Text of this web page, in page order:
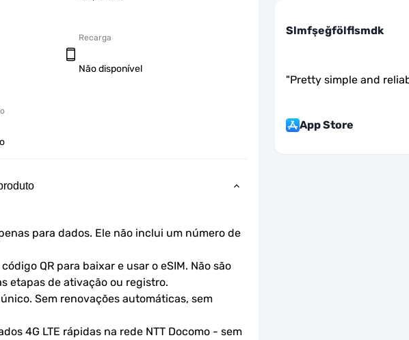
Recarga
Não disponível
para dados. Ele não inclui um número de
QR para baixar e usar o eSIM. Não são
etapas de ativação ou registro.
Sem renovações automáticas, sem
4G LTE rápidas na rede NTT Docomo - sem
Slmfşeğfölflsmdk
"Pretty simple and
App Store